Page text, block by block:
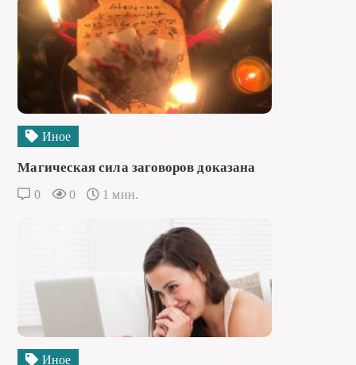
Иное
Магическая сила заговоров доказана
0 0 1 мин.
Иное